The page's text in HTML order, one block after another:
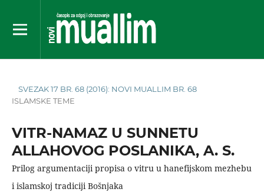
SVEZAK 17 BR. 68 (2016): NOVI MUALLIM BR. 68
ISLAMSKE TEME
VITR-NAMAZ U SUNNETU
ALLAHOVOG POSLANIKA, A. S.
Prilog argumentaciji propisa o vitru u hanefijskom mezhebu
i islamskoj tradiciji Bošnjaka